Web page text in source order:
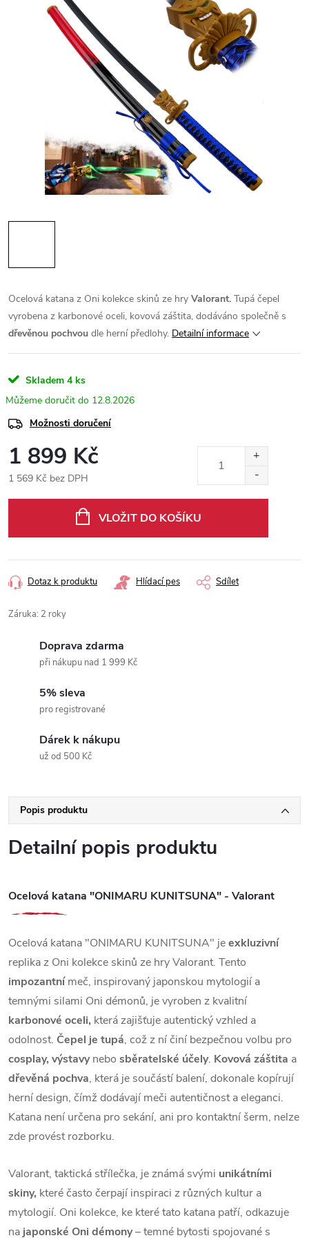
Ocelová katana z Oni kolekce skinů ze hry Valorant. Tupá čepel
vyrobena z karbonové oceli, kovová záštita, dodáváno společně s
dřevěnou pochvou dle herní předlohy. Detailní informace
Skladem 4 ks
12.8.2026
Možnosti doručení
1 899 Kč
1 569 Kč bez DPH
VLOŽIT DO KOŠÍKU
Dotaz k produktu Hlídací pes Sdílet
Záruka: 2 roky
Doprava zdarma
při nákupu nad 1 999 Kč
5% sleva
pro registrované
Dárek k nákupu
už od 500 Kč
Popis produktu
Detailní popis produktu
Ocelová katana "ONIMARU KUNITSUNA" - Valorant
Ocelová katana "ONIMARU KUNITSUNA" jeexkluzivní
replika z Oni kolekce skinů ze hry Valorant. Tento
impozantnímeč, inspirovaný japonskou mytologií a
temnými silami Oni démonů, je vyroben z kvalitní
karbonové oceli, která zajišťuje autentický vzhled a
odolnost. Čepel je tupá, což z ní činí bezpečnou volbu pro
cosplay, výstavynebo sběratelské účely. Kovová záštita a
dřevěná pochva, která je součástí balení, dokonale kopírují
herní design, čímž dodávají meči autentičnost a eleganci.
Katana není určena pro sekání, ani pro kontaktní šerm, nelze
zde provést rozborku.
Valorant, taktická střílečka, je známá svými unikátními
skiny, které často čerpají inspiraci z různých kultur a
mytologií. Oni kolekce, ke které tato katana patří, odkazuje
na japonské Oni démony– temné bytosti spojované s